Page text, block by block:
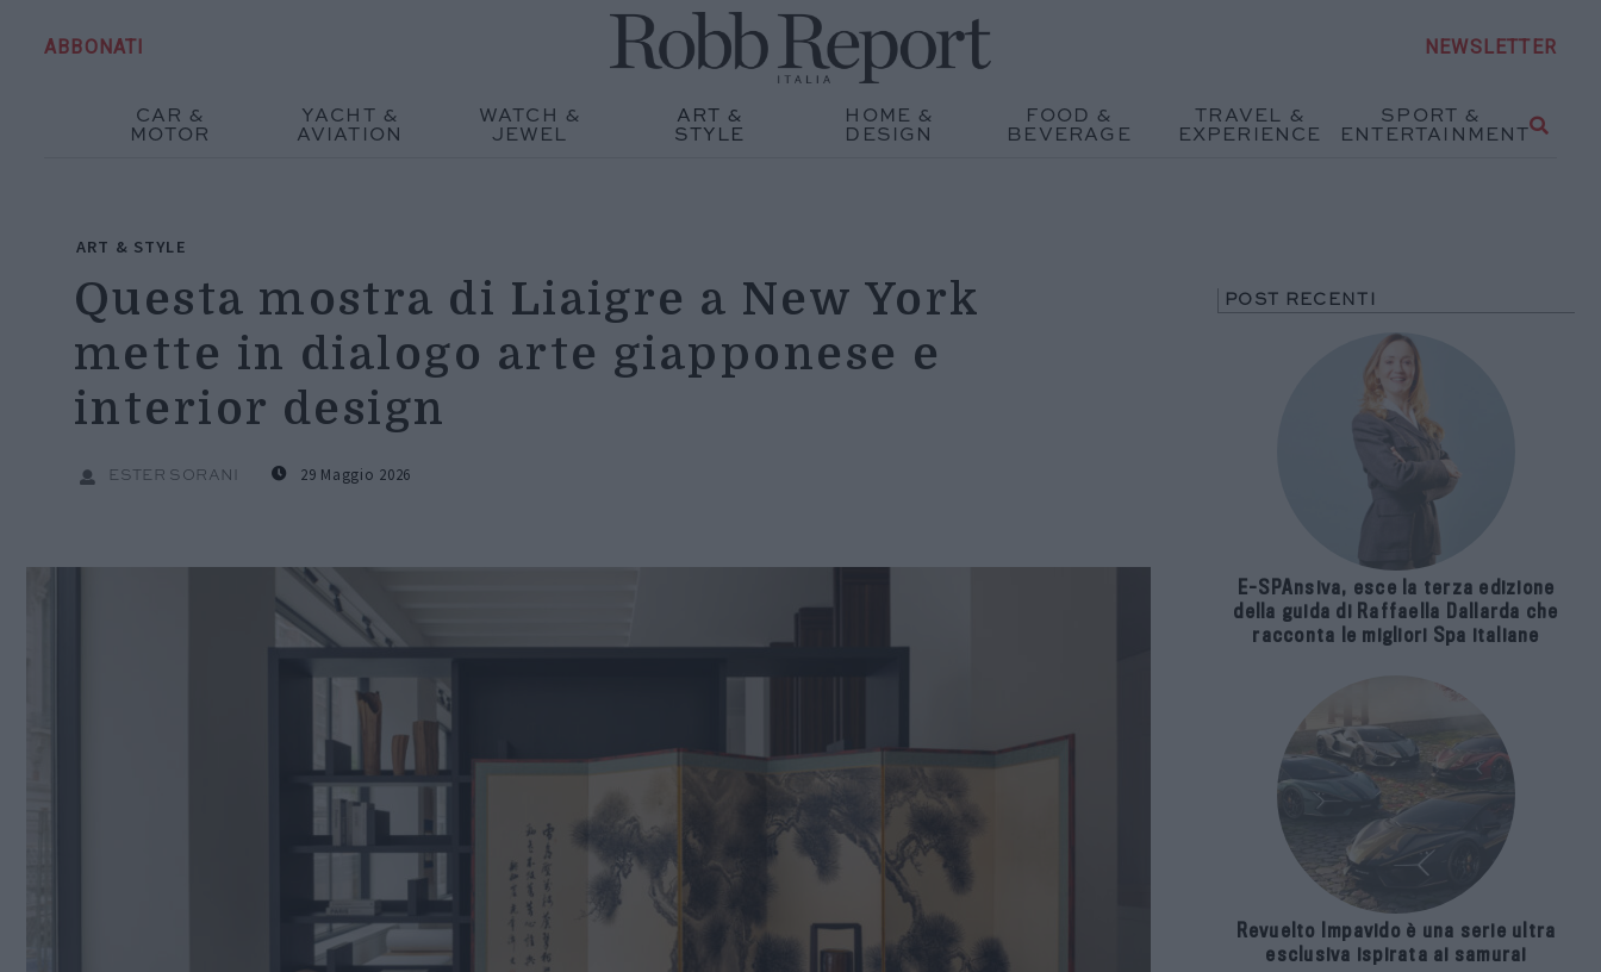
ABBONATI NEWSLETTER
CAR &
MOTOR
YACHT &
AVIATION
WATCH &
JEWEL
ART &
STYLE
HOME &
DESIGN
FOOD &
BEVERAGE
TRAVEL &
EXPERIENCE
SPORT &
ENTERTAINMENT
ART & STYLE
Questa mostra di Liaigre a New York
mette in dialogo arte giapponese e
interior design
ESTER SORANI 29 Maggio 2026
POST RECENTI
E-SPAnsiva, esce la terza edizione
della guida di Raffaella Dallarda che
racconta le migliori Spa italiane
Revuelto Impavido è una serie ultra
esclusiva ispirata ai samurai